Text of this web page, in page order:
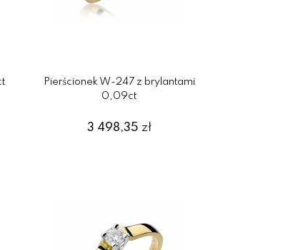
Pierścionek W-247 z brylantami
0,09ct
3 498,35 zł